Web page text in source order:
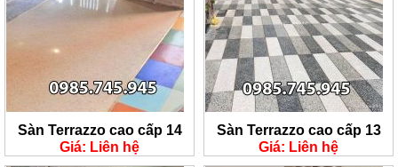
Sàn Terrazzo cao cấp 14
Giá: Liên hệ
Sàn Terrazzo cao cấp 13
Giá: Liên hệ